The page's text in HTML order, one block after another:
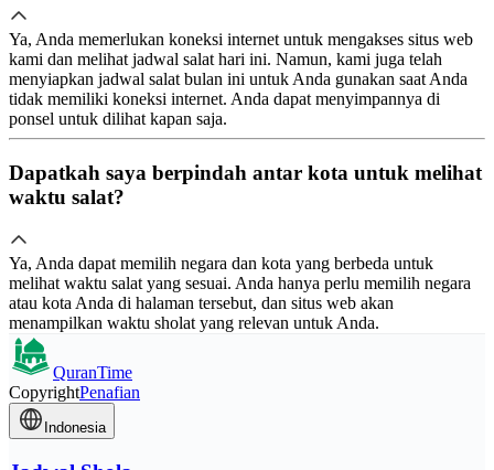
Ya, Anda memerlukan koneksi internet untuk mengakses situs web
kami dan melihat jadwal salat hari ini. Namun, kami juga telah
menyiapkan jadwal salat bulan ini untuk Anda gunakan saat Anda
tidak memiliki koneksi internet. Anda dapat menyimpannya di
ponsel untuk dilihat kapan saja.
Dapatkah saya berpindah antar kota untuk melihat
waktu salat?
Ya, Anda dapat memilih negara dan kota yang berbeda untuk
melihat waktu salat yang sesuai. Anda hanya perlu memilih negara
atau kota Anda di halaman tersebut, dan situs web akan
menampilkan waktu sholat yang relevan untuk Anda.
QuranTime
CopyrightPenafian
Indonesia